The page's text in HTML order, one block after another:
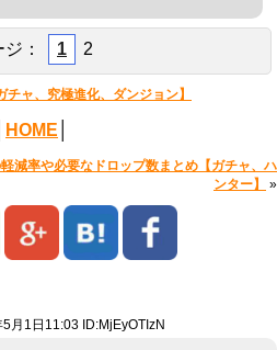
： 1 2
ャ、究極進化、ダンジョン】
HOME
減率や必要なドロップ数まとめ【ガチャ、ハ
ンター】
»
月1日11:03 ID:MjEyOTIzN